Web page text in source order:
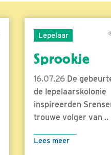
Lepelaar
Sprookje
16.07.26 De
de lepelaarskolonie
inspireerden
trouwe volger van ..
Lees meer